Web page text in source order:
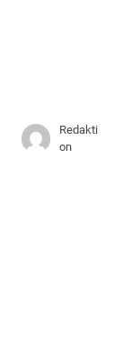
Redakti
on